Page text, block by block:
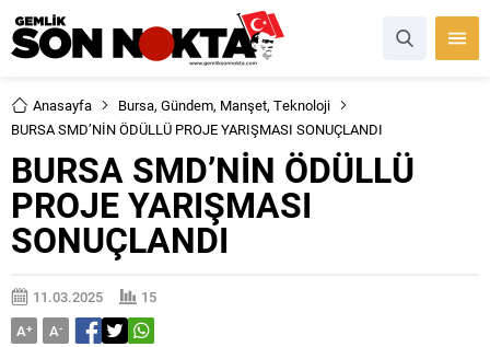
Anasayfa Bursa, Gündem, Manşet, Teknoloji
BURSA SMD’NİN ÖDÜLLÜ PROJE YARIŞMASI SONUÇLANDI
BURSA SMD’NİN ÖDÜLLÜ
PROJE YARIŞMASI
SONUÇLANDI
11.03.2025
15
A+ A-